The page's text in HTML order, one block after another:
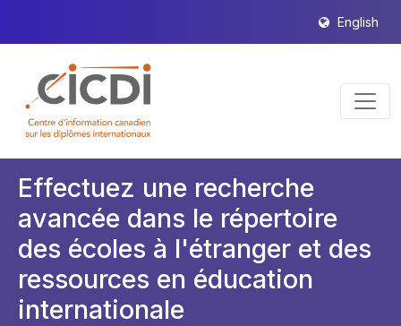
English
Effectuez une recherche
avancée dans le répertoire
des écoles à l'étranger et des
ressources en éducation
internationale